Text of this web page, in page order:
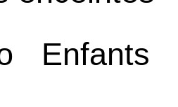
Enfants